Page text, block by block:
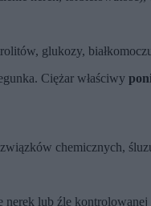
glukozy,
Ciężar właściwy
chemicznych,
lub źle